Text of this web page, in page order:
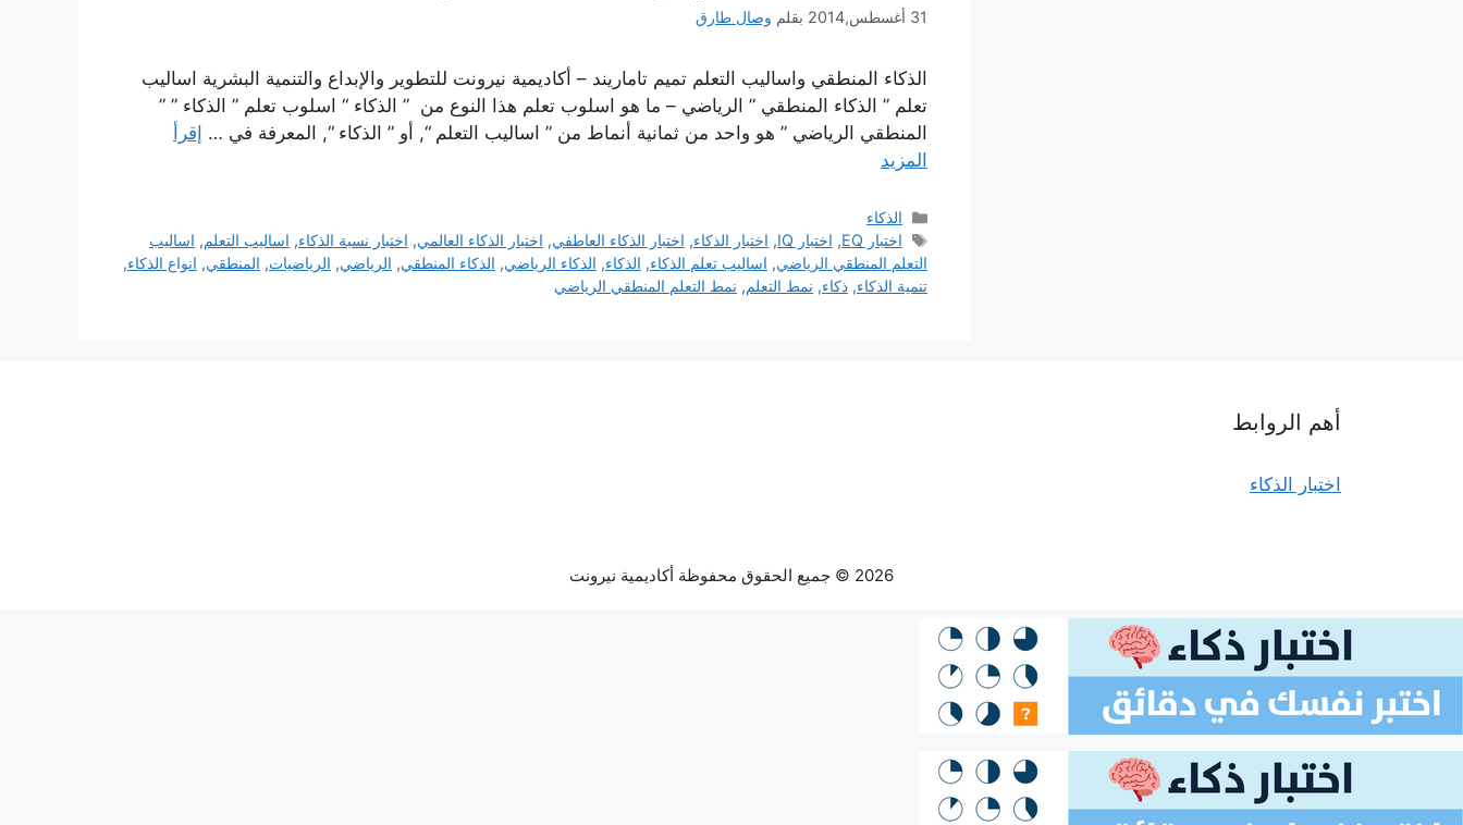
31 أغسطس,2014 بقلم وصال طارق
الذكاء المنطقي واساليب التعلم تميم تاماريند – أكاديمية نيرونت للتطوير والإبداع والتنمية البشرية اساليب
تعلم ” الذكاء المنطقي ” الرياضي – ما هو اسلوب تعلم هذا النوع من ” الذكاء “ اسلوب تعلم ” الذكاء ” ”
المنطقي الرياضي ” هو واحد من ثمانية أنماط من ” اساليب التعلم “, أو ” الذكاء “, المعرفة في … إقرأ
المزيد
التصنيفات
الذكاء
الوسوم
اختبار EQ , اختبار IQ , اختبار الذكاء, اختبار الذكاء العاطفي, اختبار الذكاء العالمي, اختبار نسبة الذكاء, اساليب التعلم, اساليب
التعلم المنطقي الرياضي, اساليب تعلم الذكاء, الذكاء, الذكاء الرياضي, الذكاء المنطقي, الرياضي, الرياضيات, المنطقي, انواع الذكاء,
تنمية الذكاء, ذكاء, نمط التعلم, نمط التعلم المنطقي الرياضي
أهم الروابط
اختبار الذكاء
2026 © جميع الحقوق محفوظة أكاديمية نيرونت